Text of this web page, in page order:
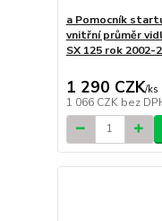
a Pomocník
vnitřní průměr
SX 125 rok 2002-
1 290 CZK/ks
1 066 CZK bez